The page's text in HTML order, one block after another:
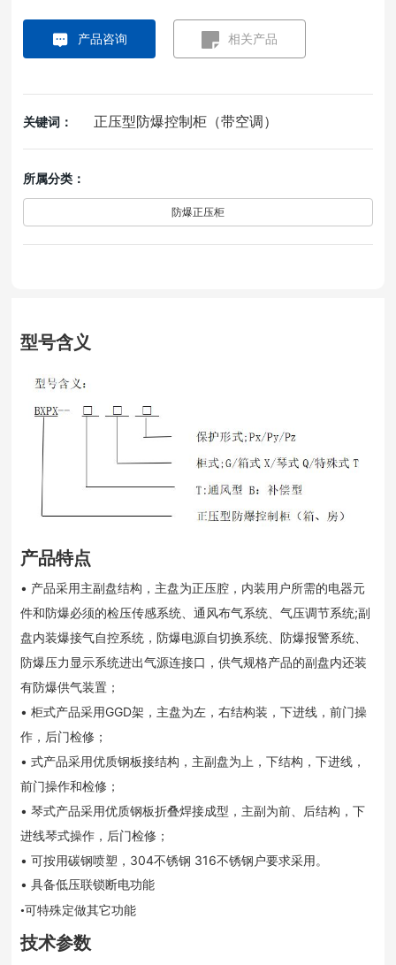
型号含义
产品特点
• 产品采用主副盘结构，主盘为正压腔，内装用户所需的电器元
件和防爆必须的检压传感系统、通风布气系统、气压调节系统;副
盘内装爆接气自控系统，防爆电源自切换系统、防爆报警系统、
防爆压力显示系统进出气源连接口，供气规格产品的副盘内还装
有防爆供气装置；
• 柜式产品采用GGD架，主盘为左，右结构装，下进线，前门操
作，后门检修；
• 式产品采用优质钢板接结构，主副盘为上，下结构，下进线，
前门操作和检修；
• 琴式产品采用优质钢板折叠焊接成型，主副为前、后结构，下
进线琴式操作，后门检修；
• 可按用碳钢喷塑，304不锈钢 316不锈钢户要求采用 。
• 具备低压联锁断电功能
•可特殊定做其它功能
技术参数
产品咨询 相关产品
关键词： 正压型防爆控制柜（带空调）
所属分类：
防爆正压柜